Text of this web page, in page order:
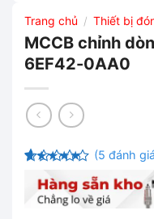
Trang chủ / Thiết bị
MCCB chỉnh
6EF42-0AA0
trên 5
dựa trên
đánh giá
(5 đánh